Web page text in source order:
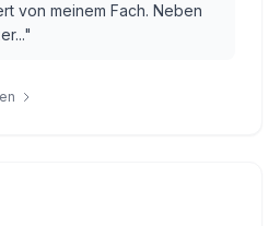
von meinem Fach. Neben
"